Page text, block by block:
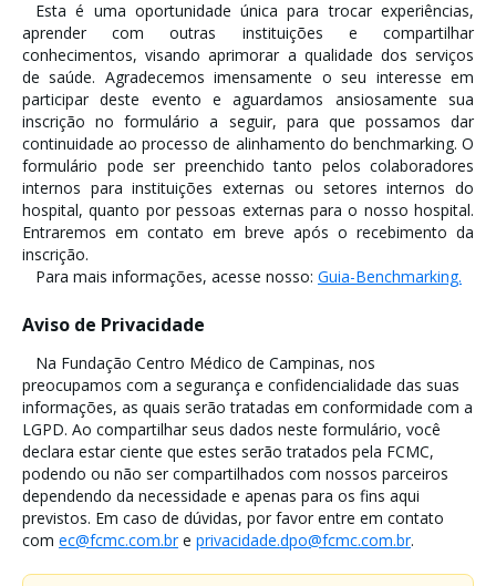
Esta é uma oportunidade única para trocar experiências,
aprender com outras instituições e compartilhar
conhecimentos, visando aprimorar a qualidade dos serviços
de saúde. Agradecemos imensamente o seu interesse em
participar deste evento e aguardamos ansiosamente sua
inscrição no formulário a seguir, para que possamos dar
continuidade ao processo de alinhamento do benchmarking. O
formulário pode ser preenchido tanto pelos colaboradores
internos para instituições externas ou setores internos do
hospital, quanto por pessoas externas para o nosso hospital.
Entraremos em contato em breve após o recebimento da
inscrição.
Para mais informações, acesse nosso: Guia-Benchmarking.
Aviso de Privacidade
Na Fundação Centro Médico de Campinas, nos
preocupamos com a segurança e confidencialidade das suas
informações, as quais serão tratadas em conformidade com a
LGPD. Ao compartilhar seus dados neste formulário, você
declara estar ciente que estes serão tratados pela FCMC,
podendo ou não ser compartilhados com nossos parceiros
dependendo da necessidade e apenas para os fins aqui
previstos. Em caso de dúvidas, por favor entre em contato
com ec@fcmc.com.br e privacidade.dpo@fcmc.com.br.